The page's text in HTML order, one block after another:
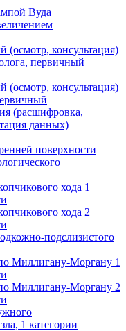
Вуда
(осмотр, консультация)
первичный
(осмотр, консультация)
(расшифровка,
данных)
поверхности
хода 1
хода 2
подслизистого
Миллигану-Моргану 1
Миллигану-Моргану 2
1 категории